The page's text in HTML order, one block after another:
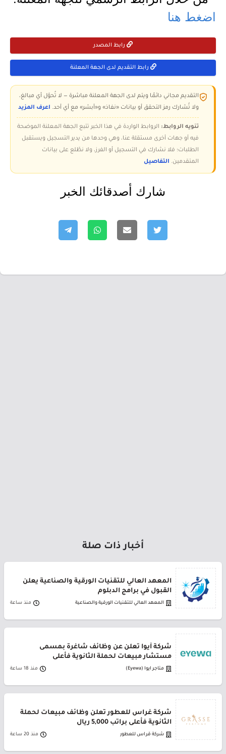
اضغط هنا
رابط المصدر
رابط التقديم لدى الجهة المعلنة
التقديم مجاني دائمًا ويتم لدى الجهة المعلنة مباشرة — لا تُحوّل أي مبالغ،
ولا تُشارك رمز التحقق أو بيانات «نفاذ» و«أبشر» مع أي أحد. اعرف المزيد
تنويه الروابط: الروابط الواردة في هذا الخبر تتبع الجهة المعلنة الموضحة
فيه أو جهات أخرى مستقلة عنا، وهي وحدها من يدير التسجيل ويستقبل
الطلبات؛ فلا نشارك في التسجيل أو الفرز، ولا نطّلع على بيانات
المتقدمين. التفاصيل
شارك أصدقائك الخبر
أخبار ذات صلة
المعهد العالي للتقنيات الورقية والصناعية يعلن
القبول في برامج الدبلوم
المعهد العالي للتقنيات الورقية والصناعية منذ ساعة
شركة أيوا تعلن عن وظائف شاغرة بمسمى
مستشار مبيعات لحملة الثانوية فأعلى
متاجر ايوا (Eyewa) منذ 18 ساعة
شركة غراس للعطور تعلن وظائف مبيعات لحملة
الثانوية فأعلى براتب 5,000 ريال
شركة قراس للعطور منذ 20 ساعة